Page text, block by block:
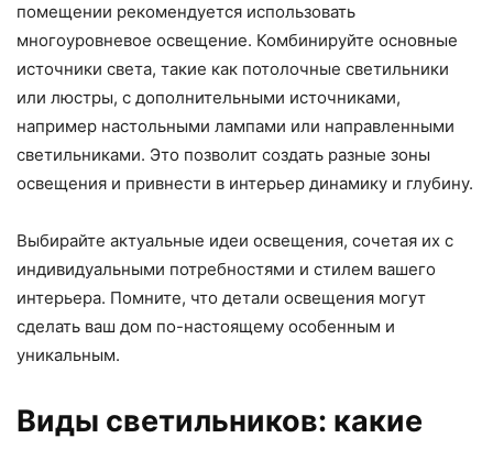
помещении рекомендуется использовать
многоуровневое освещение. Комбинируйте основные
источники света, такие как потолочные светильники
или люстры, с дополнительными источниками,
например настольными лампами или направленными
светильниками. Это позволит создать разные зоны
освещения и привнести в интерьер динамику и глубину.
Выбирайте актуальные идеи освещения, сочетая их с
индивидуальными потребностями и стилем вашего
интерьера. Помните, что детали освещения могут
сделать ваш дом по-настоящему особенным и
уникальным.
Виды светильников: какие